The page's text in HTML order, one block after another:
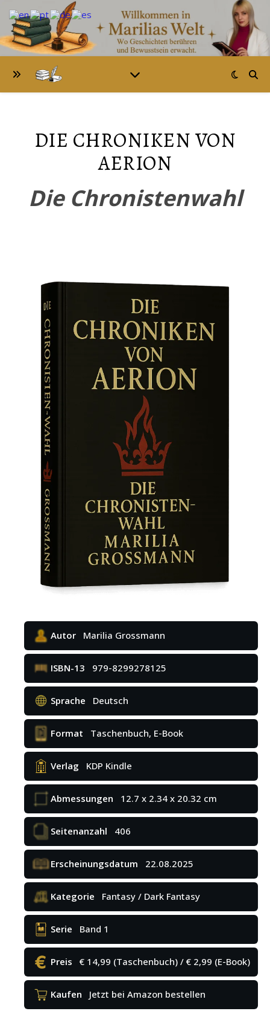
DIE CHRONIKEN VON
AERION
Die Chronistenwahl
Autor Marilia Grossmann
ISBN-13 979-8299278125
Sprache Deutsch
Format Taschenbuch, E-Book
Verlag KDP Kindle
Abmessungen 12.7 x 2.34 x 20.32 cm
Seitenanzahl 406
Erscheinungsdatum 22.08.2025
Kategorie Fantasy / Dark Fantasy
Serie Band 1
Preis € 14,99 (Taschenbuch) / € 2,99 (E-Book)
Kaufen Jetzt bei Amazon bestellen